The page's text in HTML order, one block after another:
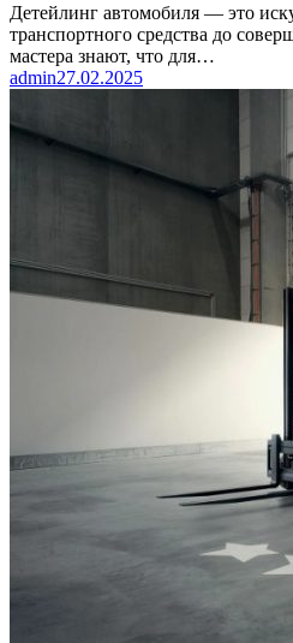
Детейлинг автомобиля — это
транспортного средства до
мастера знают, что для…
admin27.02.2025